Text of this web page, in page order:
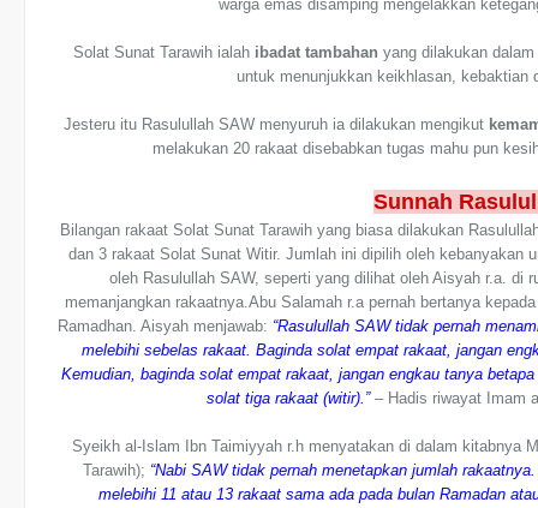
warga emas disamping mengelakkan
Solat Sunat Tarawih ialah ibadat tambahan yang dilakukan
untuk menunjukkan keikhlasan, kebaktian
Jesteru itu Rasulullah SAW menyuruh ia dilakukan mengikut
melakukan 20 rakaat disebabkan tugas mahu pun
Sunnah
Bilangan rakaat Solat Sunat Tarawih yang biasa dilakukan
dan 3 rakaat Solat Sunat Witir. Jumlah ini dipilih oleh kebanyakan
oleh Rasulullah SAW, seperti yang dilihat oleh Aisyah r.a. di
memanjangkan rakaatnya.Abu Salamah r.a pernah bertanya
Ramadhan. Aisyah menjawab: “Rasulullah SAW tidak pernah
melebihi sebelas rakaat. Baginda solat empat rakaat, jangan
Kemudian, baginda solat empat rakaat, jangan engkau tanya
solat tiga rakaat (witir).”– Hadis riwayat Imam
Syeikh al-Islam Ibn Taimiyyah r.h menyatakan di dalam kitabnya
Tarawih); “Nabi SAW tidak pernah menetapkan jumlah
melebihi 11 atau 13 rakaat sama ada pada bulan Ramadan